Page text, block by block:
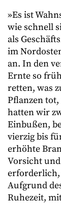
»Es ist
wie schnell
als
im
an. In den
Ernte so
retten, was
Pflanzen tot,
hatten wir
Einbußen,
vierzig bis
erhöhte
Vorsicht
erforderlich,
Aufgrund
Ruhezeit,